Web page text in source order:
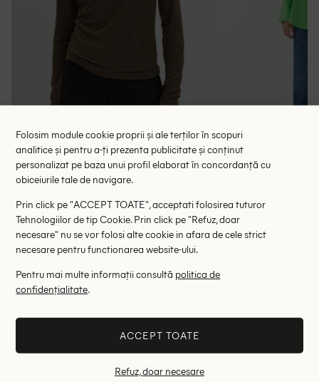
Bluza Someday, verde
RRP: 349.00 lei
38 40 42
Bluza
Altii au fost interesati de
Folosim module cookie proprii și ale terților în scopuri
analitice și pentru a-ți prezenta publicitate și conținut
personalizat pe baza unui profil elaborat în concordanță cu
obiceiurile tale de navigare.
Prin click pe "ACCEPT TOATE", acceptati folosirea tuturor
Tehnologiilor de tip Cookie. Prin click pe "Refuz, doar
necesare" nu se vor folosi alte cookie in afara de cele strict
necesare pentru functionarea website-ului.
Pentru mai multe informații consultă politica de
confidențialitate.
ACCEPT TOATE
Refuz, doar necesare